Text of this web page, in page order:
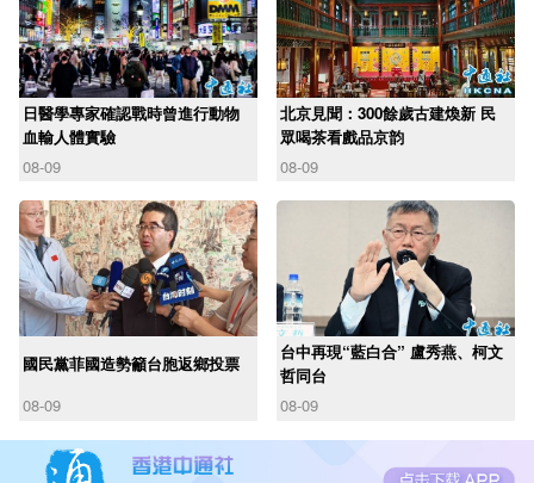
日醫學專家確認戰時曾進行動物
血輸人體實驗
08-09
北京見聞：300餘歲古建煥新 民
眾喝茶看戲品京韵
08-09
國民黨菲國造勢籲台胞返鄉投票
08-09
台中再現“藍白合” 盧秀燕、柯文
哲同台
08-09